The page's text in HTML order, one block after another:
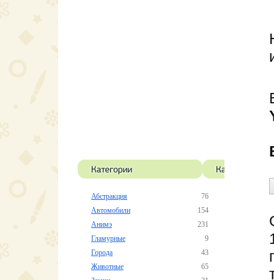
Абстракция
76
Автомобили
154
Анимэ
231
Гламурные
9
Города
43
Животные
65